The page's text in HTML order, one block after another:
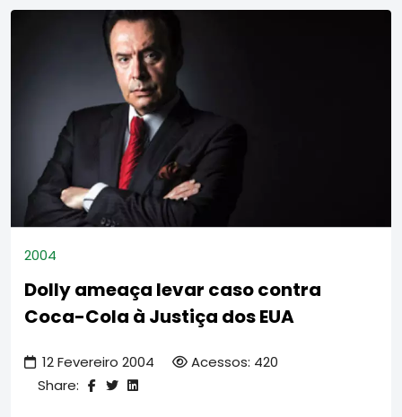
2004
Dolly ameaça levar caso contra
Coca-Cola à Justiça dos EUA
12 Fevereiro 2004
Acessos: 420
Share: